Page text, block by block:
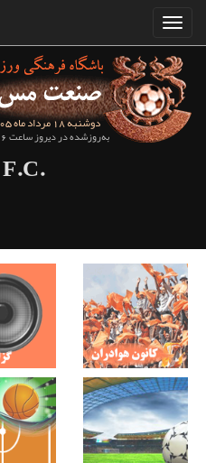
دوشنبه 18 مرداد ماه 1405
به‌روزشده در دیروز ساعت 10:06
F.C.